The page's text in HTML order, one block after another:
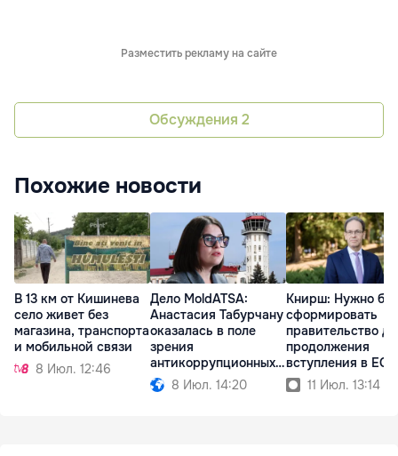
Разместить рекламу на сайте
Обсуждения 2
Похожие новости
В 13 км от Кишинева
село живет без
магазина, транспорта
и мобильной связи
8 Июл. 12:46
Дело MoldATSA:
Анастасия Табурчану
оказалась в поле
зрения
антикоррупционных
органов
8 Июл. 14:20
Книрш: Нужно
сформировать
правительство
продолжения
вступления в ЕС
11 Июл. 13:14